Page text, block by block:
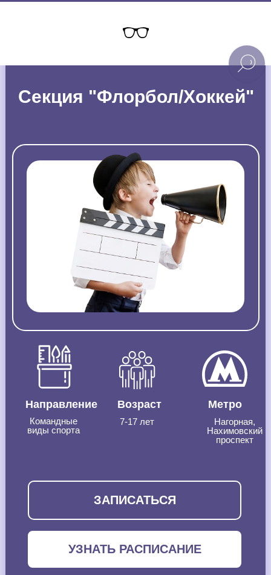
Секция "Флорбол/Хоккей"
Направление
Командные
виды спорта
Возраст
7-17 лет
Метро
Нагорная,
Нахимовский
проспект
УЗНАТЬ РАСПИСАНИЕ
ЗАПИСАТЬСЯ